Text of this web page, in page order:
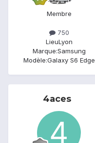
Membre
750
LieuLyon
Marque:Samsung
Modèle:Galaxy S6 Edge
4aces